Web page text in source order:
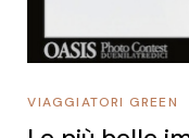
VIAGGIATORI GREEN